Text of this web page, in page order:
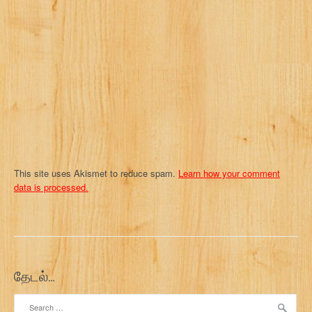
i
o
This site uses Akismet to reduce spam. Learn how your comment
data is processed.
தேடல்…